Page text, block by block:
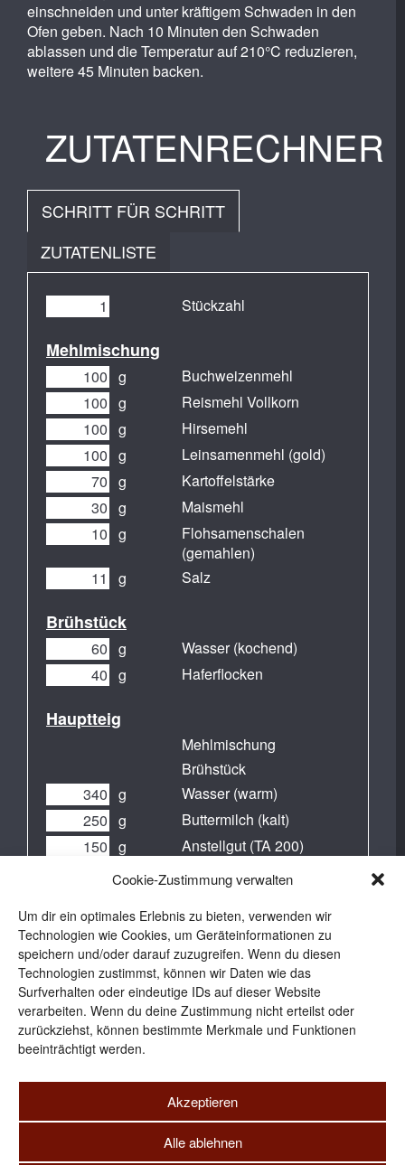
Cookie-Zustimmung verwalten
Um dir ein optimales Erlebnis zu bieten, verwenden wir
Technologien wie Cookies, um Geräteinformationen zu
speichern und/oder darauf zuzugreifen. Wenn du diesen
Technologien zustimmst, können wir Daten wie das
Surfverhalten oder eindeutige IDs auf dieser Website
verarbeiten. Wenn du deine Zustimmung nicht erteilst oder
zurückziehst, können bestimmte Merkmale und Funktionen
beeinträchtigt werden.
Akzeptieren
Alle ablehnen
einschneiden und unter kräftigem Schwaden in den
Ofen geben. Nach 10 Minuten den Schwaden
ablassen und die Temperatur auf 210°C reduzieren,
weitere 45 Minuten backen.
ZUTATENRECHNER
SCHRITT FÜR SCHRITT
ZUTATENLISTE
Stückzahl
Mehlmischung
g
Buchweizenmehl
g
Reismehl Vollkorn
g
Hirsemehl
g
Leinsamenmehl (gold)
g
Kartoffelstärke
g
Maismehl
g
Flohsamenschalen
(gemahlen)
g
Salz
Brühstück
g
Wasser (kochend)
g
Haferflocken
Hauptteig
Mehlmischung
Brühstück
g
Wasser (warm)
g
Buttermilch (kalt)
g
Anstellgut (TA 200)
g
Kräuter (frisch)
g
Rapsöl
g
Frischhefe